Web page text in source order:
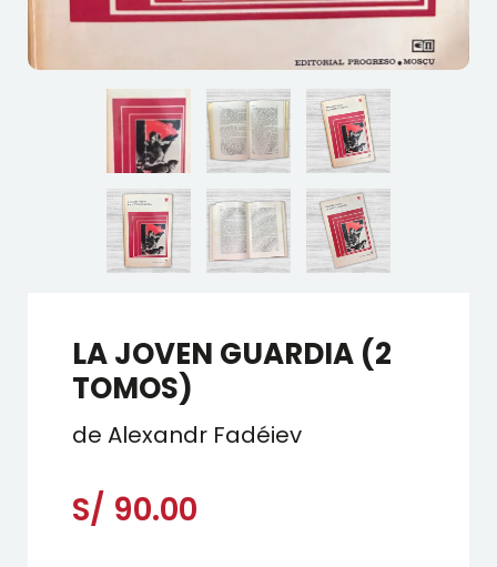
LA JOVEN GUARDIA (2
TOMOS)
de Alexandr Fadéiev
S/ 90.00